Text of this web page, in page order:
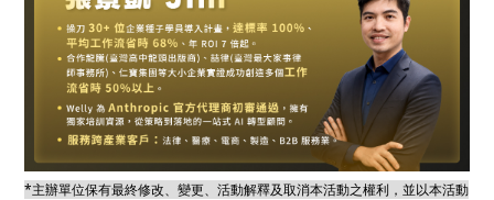
*主辦單位保有最終修改、變更、活動解釋及取消本活動之權利，並以本活動